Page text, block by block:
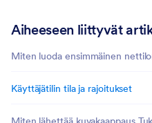
Aiheeseen liittyvät
Miten luoda ensimmäinen
Käyttäjätilin tila ja rajoitukset